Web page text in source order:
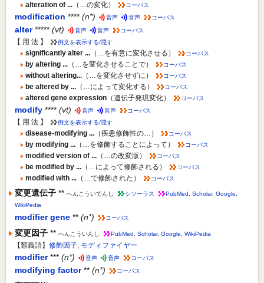
alteration of ... （…の変化） コーパス
modification **** (n*) 音声 音声 コーパス
alter ***** (vt) 音声 音声 コーパス
【 用 法 】 例文を表示する/隠す
significantly alter ... （…を有意に変化させる） コーパス
by altering ... （…を変化させることで） コーパス
without altering... （…を変化させずに） コーパス
be altered by ... （…によって変化する） コーパス
altered gene expression （遺伝子発現変化） コーパス
modify **** (vt) 音声 音声 コーパス
【 用 法 】 例文を表示する/隠す
disease-modifying ... （疾患修飾性の…） コーパス
by modifying ... （…を修飾することによって） コーパス
modified version of ... （…の改変版） コーパス
be modified by ... （…によって修飾される） コーパス
modified with ... （…で修飾された） コーパス
変更遺伝子 ** へんこういでんし シソーラス PubMed Scholar, Google
WikiPedia
modifier gene ** (n*) コーパス
変更因子 ** へんこういんし PubMed Scholar, Google WikiPedia
【類義語】 修飾因子, モディファイヤー
modifier *** (n*) 音声 音声 コーパス
modifying factor ** (n*) コーパス